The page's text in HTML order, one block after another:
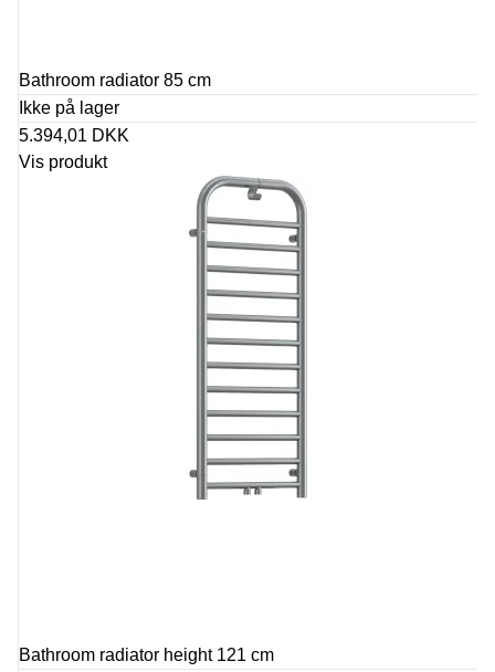
Bathroom radiator 85 cm
Ikke på lager
5.394,01 DKK
Vis produkt
Bathroom radiator height 121 cm